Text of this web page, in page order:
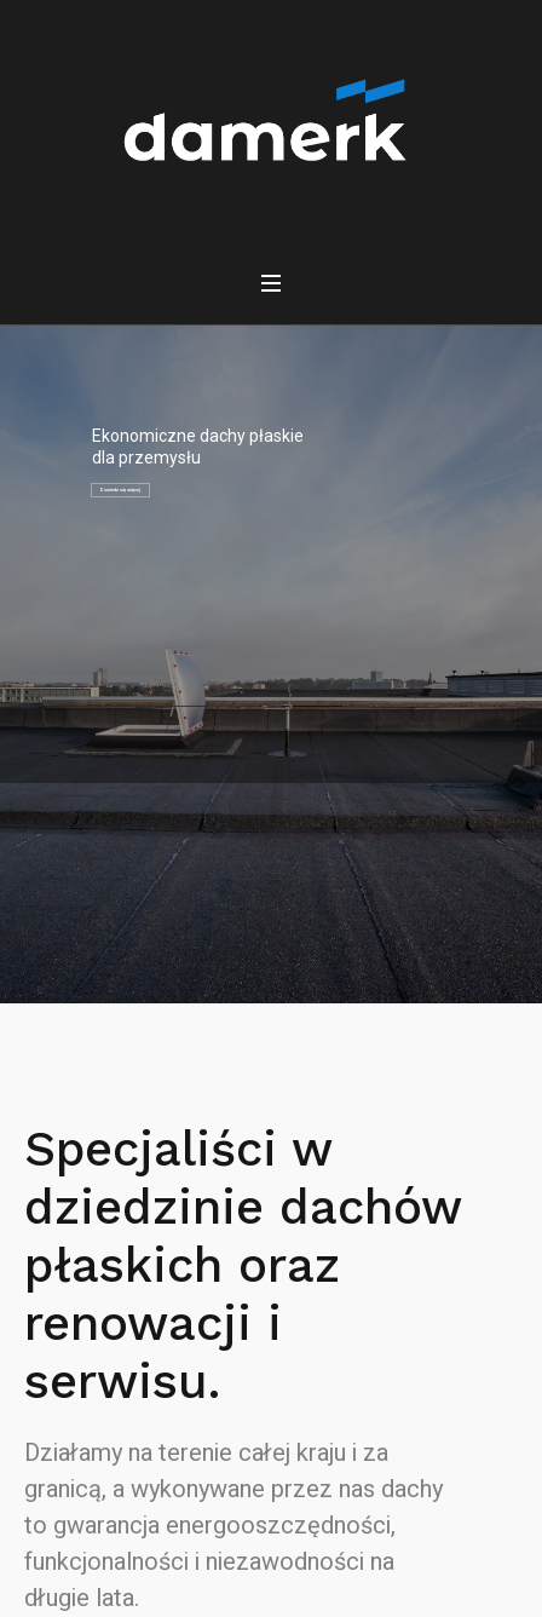
Ekonomiczne dachy płaskie
dla przemysłu
Dowiedz się więcej
Specjaliści w
dziedzinie dachów
płaskich oraz
renowacji i
serwisu.
Działamy na terenie całej kraju i za
granicą, a wykonywane przez nas dachy
to gwarancja energooszczędności,
funkcjonalności i niezawodności na
długie lata.